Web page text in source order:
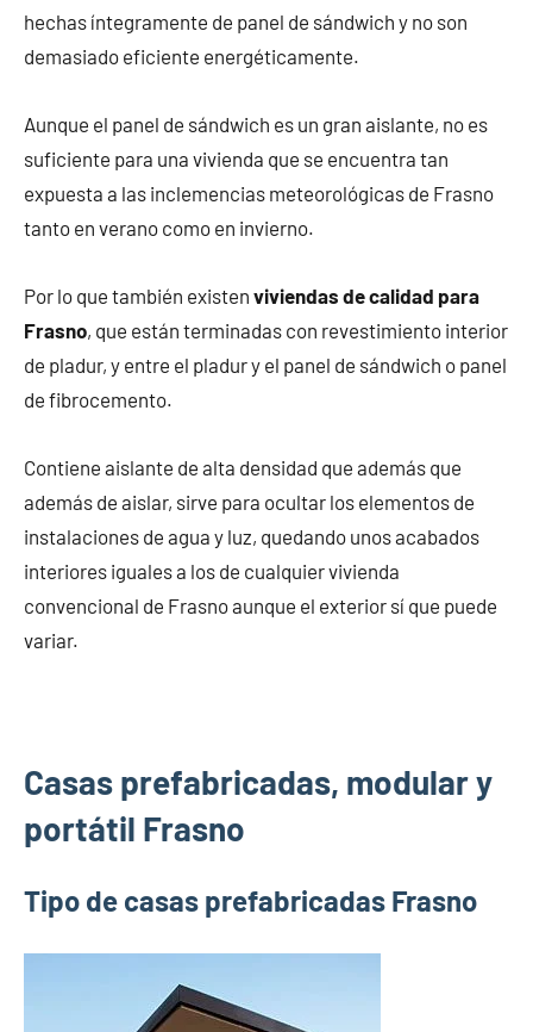
hechas íntegramente de panel de sándwich y no son
demasiado eficiente energéticamente.
Aunque el panel de sándwich es un gran aislante, no es
suficiente para una vivienda que se encuentra tan
expuesta a las inclemencias meteorológicas de Frasno
tanto en verano como en invierno.
Por lo que también existen viviendas de calidad para
Frasno, que están terminadas con revestimiento interior
de pladur, y entre el pladur y el panel de sándwich o panel
de fibrocemento.
Contiene aislante de alta densidad que además que
además de aislar, sirve para ocultar los elementos de
instalaciones de agua y luz, quedando unos acabados
interiores iguales a los de cualquier vivienda
convencional de Frasno aunque el exterior sí que puede
variar.
Casas prefabricadas, modular y
portátil Frasno
Tipo de casas prefabricadas Frasno